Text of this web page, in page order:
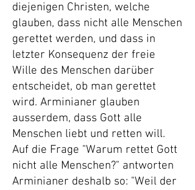
diejenigen Christen, welche
glauben, dass nicht alle Menschen
gerettet werden, und dass in
letzter Konsequenz der freie
Wille des Menschen darüber
entscheidet, ob man gerettet
wird. Arminianer glauben
ausserdem, dass Gott alle
Menschen liebt und retten will.
Auf die Frage "Warum rettet Gott
nicht alle Menschen?" antworten
Arminianer deshalb so: "Weil der